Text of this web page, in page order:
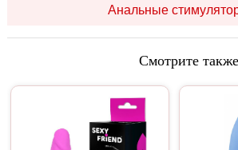
Анальные
Смотрите также